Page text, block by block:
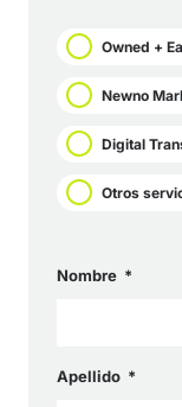
Owned +
Newno
Digital
Otros
Nombre
Apellido